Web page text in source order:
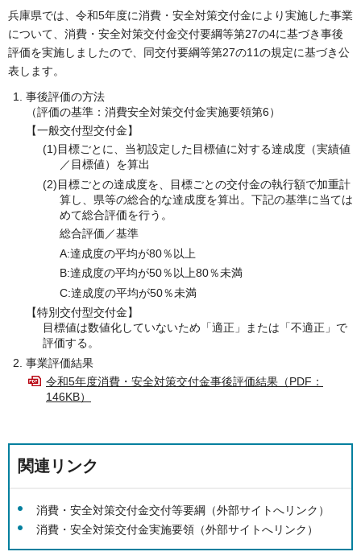
兵庫県では、令和5年度に消費・安全対策交付金により実施した事業
について、消費・安全対策交付金交付要綱等第27の4に基づき事後
評価を実施しましたので、同交付要綱等第27の11の規定に基づき公
表します。
事後評価の方法
（評価の基準：消費安全対策交付金実施要領第6）
【一般交付型交付金】
(1)目標ごとに、当初設定した目標値に対する達成度（実績値
／目標値）を算出
(2)目標ごとの達成度を、目標ごとの交付金の執行額で加重計
算し、県等の総合的な達成度を算出。下記の基準に当ては
めて総合評価を行う。
総合評価／基準
A:達成度の平均が80％以上
B:達成度の平均が50％以上80％未満
C:達成度の平均が50％未満
【特別交付型交付金】
目標値は数値化していないため「適正」または「不適正」で
評価する。
事業評価結果
令和5年度消費・安全対策交付金事後評価結果（PDF：
146KB）
関連リンク
消費・安全対策交付金交付等要綱（外部サイトへリンク）
消費・安全対策交付金実施要領（外部サイトへリンク）